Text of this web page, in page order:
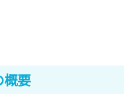
概要